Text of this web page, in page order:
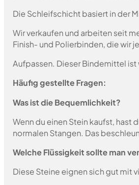
Die Schleifschicht basiert in der
Wir verkaufen und arbeiten seit
Finish- und Polierbinden, die wir
Aufpassen. Dieser Bindemittel ist
Häufig gestellte Fragen:
Was ist die Bequemlichkeit?
Wenn du einen Stein kaufst,
normalen Stangen. Das
Welche Flüssigkeit sollte man
Diese Steine eignen sich gut mit